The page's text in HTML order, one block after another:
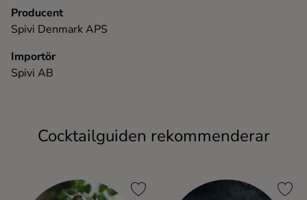
Producent
Spivi Denmark APS
Importör
Spivi AB
Cocktailguiden rekommenderar